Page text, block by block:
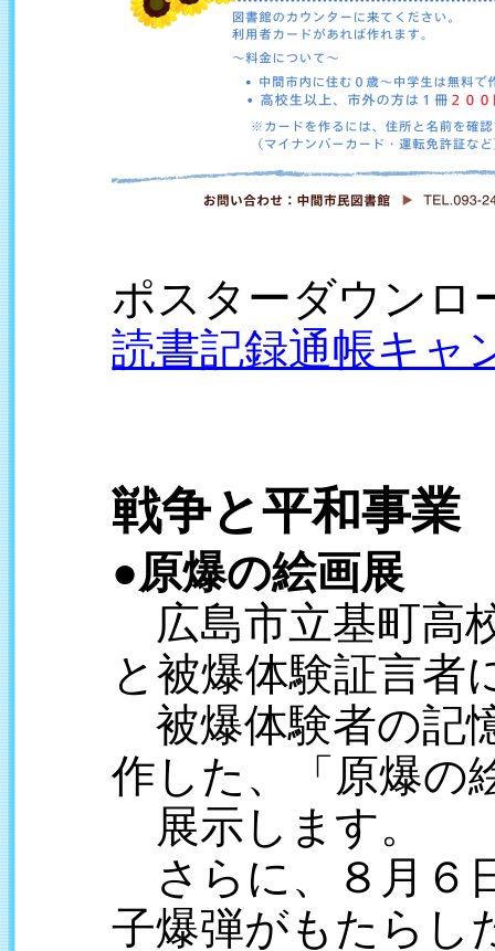
ポスターダウンロ
読書記録通帳キャ
戦争と平和事業
●原爆の絵画展
広島市立基町高
と被爆体験証言者
被爆体験者の記
作した、「原爆の
展示します。
さらに、８月６
子爆弾がもたらし